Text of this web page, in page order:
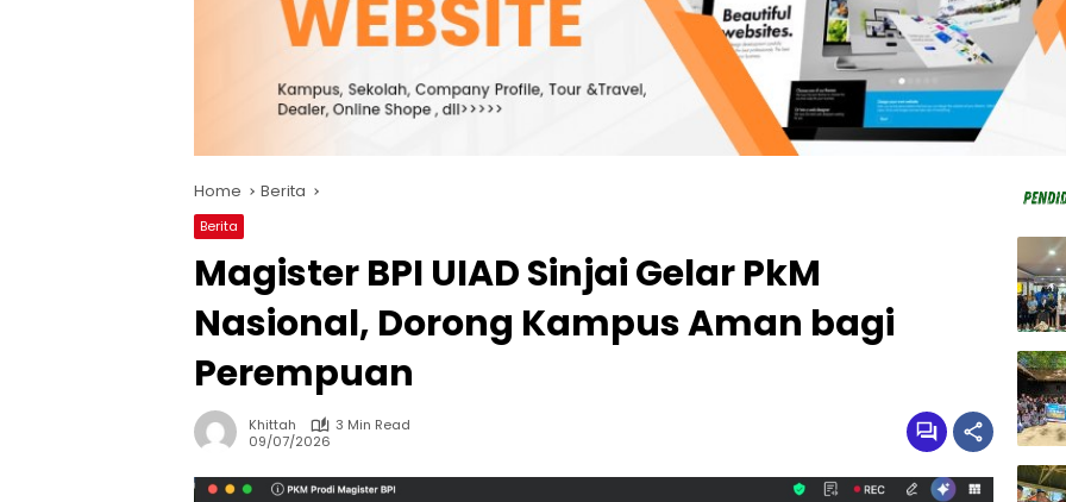
Home Berita
Berita
Magister BPI UIAD Sinjai Gelar PkM
Nasional, Dorong Kampus Aman bagi
Perempuan
Khittah
3 Min Read
09/07/2026